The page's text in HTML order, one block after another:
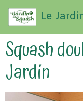
Le
Squash
Jardin